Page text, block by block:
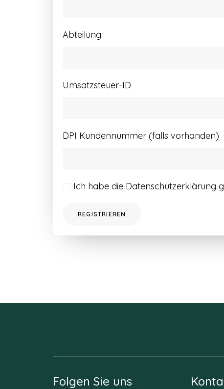
Abteilung
Umsatzsteuer-ID
DPI Kundennummer (falls vorhanden)
Ich habe die Datenschutzerklärung
REGISTRIEREN
Folgen Sie uns